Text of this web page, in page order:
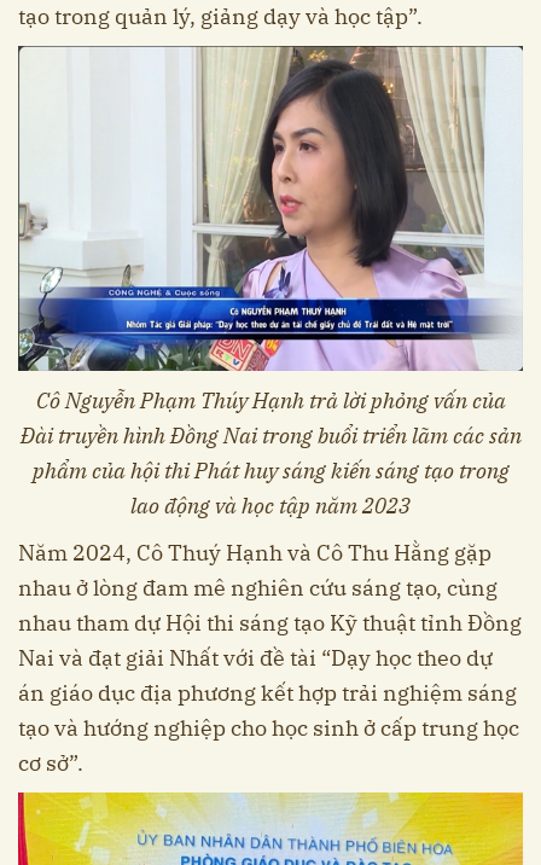
tạo trong quản lý, giảng dạy và học tập”.
Cô Nguyễn Phạm Thúy Hạnh trả lời phỏng vấn của
Đài truyền hình Đồng Nai trong buổi triển lãm các sản
phẩm của hội thi Phát huy sáng kiến sáng tạo trong
lao động và học tập năm 2023
Năm 2024, Cô Thuý Hạnh và Cô Thu Hằng gặp
nhau ở lòng đam mê nghiên cứu sáng tạo, cùng
nhau tham dự Hội thi sáng tạo Kỹ thuật tỉnh Đồng
Nai và đạt giải Nhất với đề tài “Dạy học theo dự
án giáo dục địa phương kết hợp trải nghiệm sáng
tạo và hướng nghiệp cho học sinh ở cấp trung học
cơ sở”.